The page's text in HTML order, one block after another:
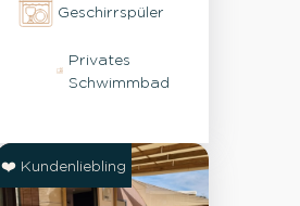
Geschirrspüler
Privates
Schwimmbad
❤️ Kundenliebling